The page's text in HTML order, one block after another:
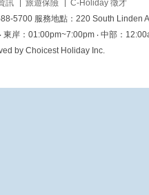
訊 旅遊保險
C-Holiday 徵才
5700 服務地點：220 South Linden
岸：01:00pm~7:00pm ‧ 中部：
by Choicest Holiday Inc.